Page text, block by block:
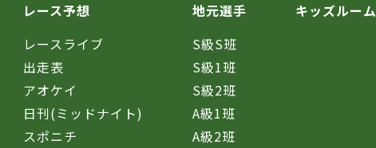
レース予想
レースライブ
出走表
アオケイ
日刊(ミッドナイト)
スポニチ
地元選手
S級S班
S級1班
S級2班
A級1班
A級2班
キッズルーム